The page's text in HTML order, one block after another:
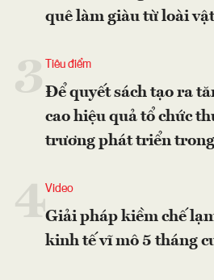
quê làm giàu từ loài
Tiêu điểm
Để quyết sách tạo ra
cao hiệu quả tổ chức
trương phát triển
4Video
Giải pháp kiềm chế
kinh tế vĩ mô 5 tháng